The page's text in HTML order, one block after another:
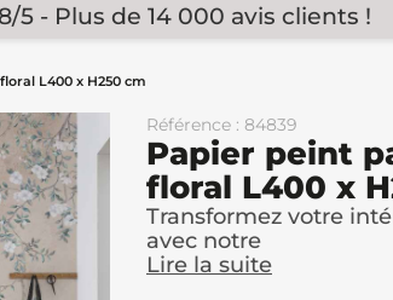
4.8/5 - Plus de 14 000 avis clients !
L400 x H250 cm
Référence : 84839
Papier peint
floral L400 x
Transformez votre
avec notre
Lire la suite